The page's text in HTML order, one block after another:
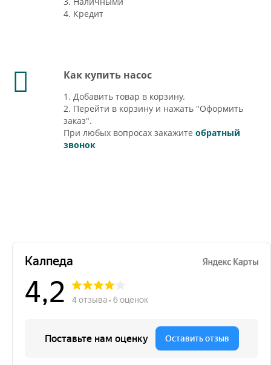
4. Кредит
Как купить насос
1. Добавить товар в корзину.
2. Перейти в корзину и нажать "Оформить
заказ".
При любых вопросах закажите обратный
звонок